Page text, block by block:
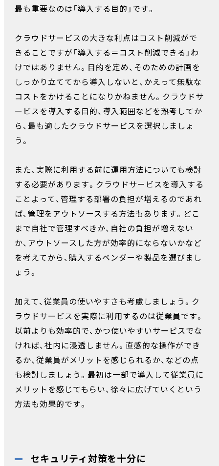
最も重要なのは「導入する目的」です。
クラウドサービスの大きな利点はコスト削減がで
きることですが「導入する＝コスト削減できる」わ
けではありません。目的を定め、そのための計画を
しっかり立ててから導入しないと、かえって無駄な
コストをかけることになりかねません。クラウドサ
ービスを導入する目的、導入範囲などを熟考してか
ら、最も適したクラウドサービスを選択しましょ
う。
また、実際に利用する前に運用方法についても検討
する必要があります。クラウドサービスを導入する
ことよって、管理する部署の負担が増えるのであれ
ば、管理をアウトソースする方法もあります。どこ
まで自社で管理すべきか、自社の負担が増えない
か、アウトソースした方が効率的にならないかなど
を考えてから、購入するベンダーや製品を選びまし
ょう。
加えて、従業員の使いやすさも考慮しましょう。ク
ラウドサービスを実際に利用するのは従業員です。
以前よりも効率的で、かつ使いやすいサービスでな
ければ、社内に浸透しません。直感的な操作ができ
るか、従業員がメリットを感じられるか、などの点
も検討しましょう。最初は一部で導入して従業員に
メリットを感じてもらい、徐々に広げていくという
方法も効果的です。
セキュリティ対策を十分に